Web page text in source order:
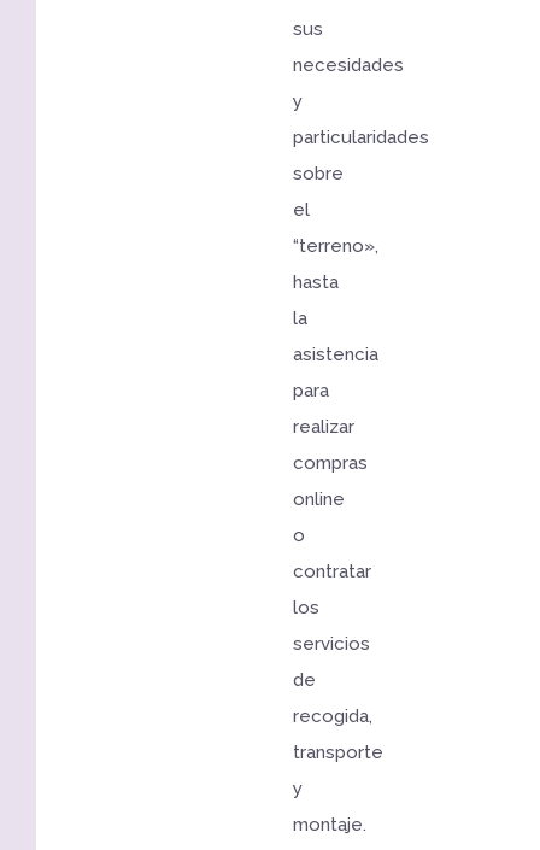
sus
necesidades
y
particularidades
sobre
el
“terreno»,
hasta
la
asistencia
para
realizar
compras
online
o
contratar
los
servicios
de
recogida,
transporte
y
montaje.